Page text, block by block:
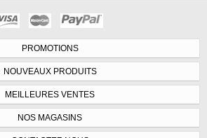
PROMOTIONS
NOUVEAUX PRODUITS
MEILLEURES VENTES
NOS MAGASINS